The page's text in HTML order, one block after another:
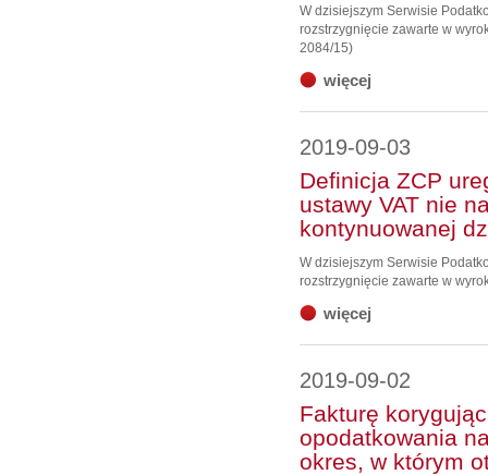
W dzisiejszym Serwisie
rozstrzygnięcie zawarte w
2084/15)
więcej
2019-09-03
Definicja ZCP
ustawy VAT nie
kontynuowanej
W dzisiejszym Serwisie
rozstrzygnięcie zawarte w
więcej
2019-09-02
Fakturę
opodatkowania
okres, w którym